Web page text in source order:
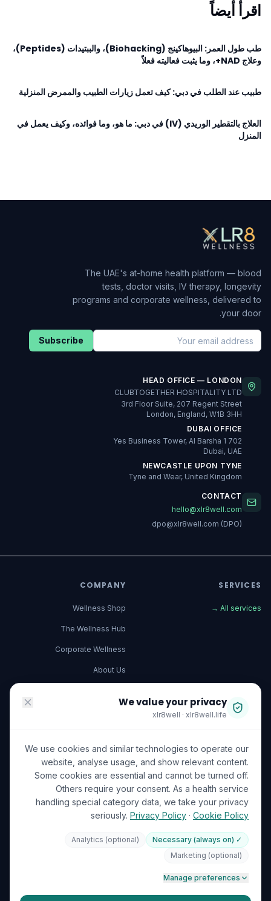
اقرأ أيضاً
طب طول العمر: البيوهاكينج (Biohacking)، والببتيدات (Peptides)،
وعلاج NAD+، وما يثبت فعاليته فعلاً
طبيب عند الطلب في دبي: كيف تعمل زيارات الطبيب والممرض المنزلية
العلاج بالتقطير الوريدي (IV) في دبي: ما هو، وما فوائده، وكيف يعمل في
المنزل
The UAE's at-home health platform — blood
tests, doctor visits, IV therapy, longevity
programs and corporate wellness, delivered to
your door.
Subscribe
HEAD OFFICE — LONDON
CLUBTOGETHER HOSPITALITY LTD
3rd Floor Suite, 207 Regent Street
London, England, W1B 3HH
DUBAI OFFICE
702 Yes Business Tower, Al Barsha 1
Dubai, UAE
NEWCASTLE UPON TYNE
Tyne and Wear, United Kingdom
CONTACT
hello@xlr8well.com
dpo@xlr8well.com (DPO)
SERVICES
All services
→
COMPANY
Wellness Shop
The Wellness Hub
Corporate Wellness
About Us
Contact Us
Terms of Service
Your Data Rights (GDPR)
DHA Licensed
We value your privacy
xlr8well · xlr8well.life
We use cookies and similar technologies to operate our
website, analyse usage, and show relevant content.
Some cookies are essential and cannot be turned off.
Others require your consent. As a health service
handling special category data, we take your privacy
seriously. Privacy Policy · Cookie Policy
✓ Necessary (always on)
Analytics (optional)
Marketing (optional)
Manage preferences